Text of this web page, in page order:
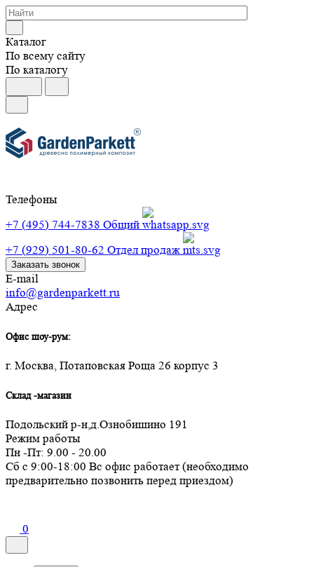
Каталог
По всему сайту
По каталогу
Телефоны
+7 (495) 744-7838 Общий
+7 (929) 501-80-62 Отдел продаж
Заказать звонок
E-mail
info@gardenparkett.ru
Адрес
Офис шоу-рум:
г. Москва, Потаповская Роща 26 корпус 3
Склад -магазин
Подольский р-н,д.Ознобишино 191
Режим работы
Пн -Пт: 9.00 - 20.00
Сб с 9:00-18:00 Вс офис работает (необходимо
предварительно позвонить перед приездом)
0